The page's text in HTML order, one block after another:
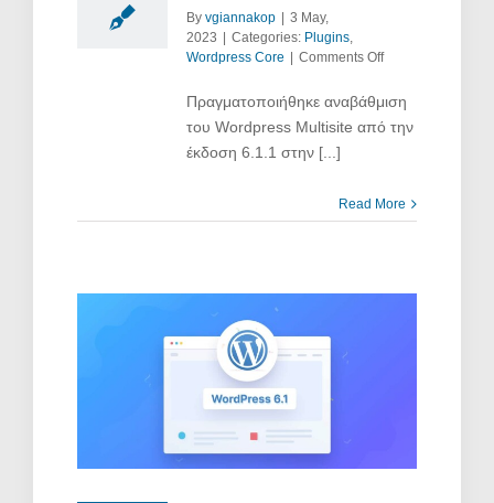
By vgiannakop
3 May,
2023
Categories: Plugins,
Wordpress Core
Comments Offon
του
στην
Πραγματοποιήθηκε αναβάθμιση
του Wordpress Multisite από την
έκδοση 6.1.1 στην [...]
Read More